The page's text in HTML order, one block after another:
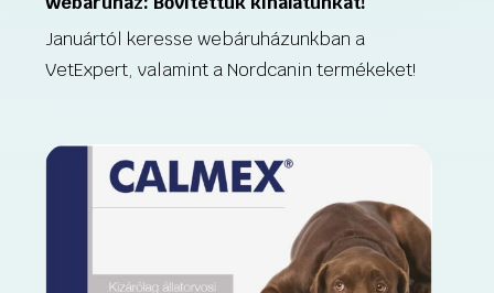
Januártól keresse webáruházunkban a
VetExpert, valamint a Nordcanin termékeket!